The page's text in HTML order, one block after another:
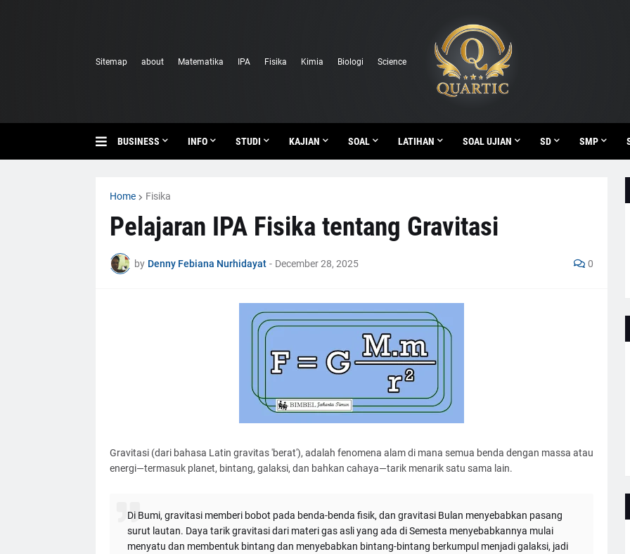
Sitemap about Matematika IPA Fisika Kimia Biologi Science
BUSINESS INFO STUDI KAJIAN SOAL LATIHAN SOAL UJIAN SD SMP
Home Fisika
Pelajaran IPA Fisika tentang Gravitasi
by Denny Febiana Nurhidayat - December 28, 2025 0
Gravitasi (dari bahasa Latin gravitas 'berat'), adalah fenomena alam di mana semua benda dengan massa atau
energi—termasuk planet, bintang, galaksi, dan bahkan cahaya—tarik menarik satu sama lain.
Di Bumi, gravitasi memberi bobot pada benda-benda fisik, dan gravitasi Bulan menyebabkan pasang
surut lautan. Daya tarik gravitasi dari materi gas asli yang ada di Semesta menyebabkannya mulai
menyatu dan membentuk bintang dan menyebabkan bintang-bintang berkumpul menjadi galaksi, jadi